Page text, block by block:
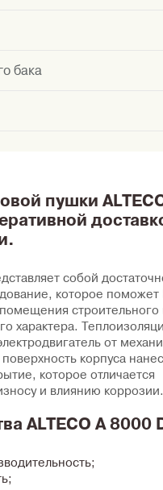
бака
пушки
собой
которое поможет
строительного
характера.
от
корпуса
которое отличается
и влиянию коррозии.
ALTECO A 8000